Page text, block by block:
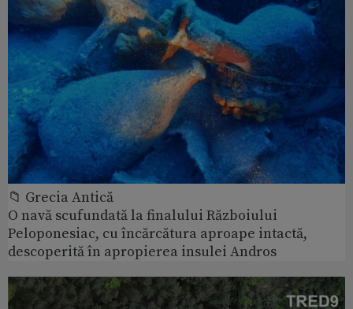
📁 Grecia Antică
O navă scufundată la finalului Războiului
Peloponesiac, cu încărcătura aproape intactă,
descoperită în apropierea insulei Andros